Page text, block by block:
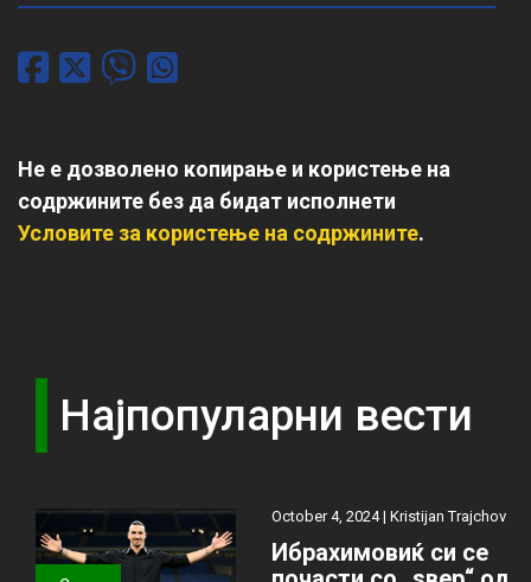
Не е дозволено копирање и користење на
содржините без да бидат исполнети
Условите за користење на содржините.
Најпопуларни вести
October 4, 2024 |Kristijan Trajchov
Ибрахимовиќ си се